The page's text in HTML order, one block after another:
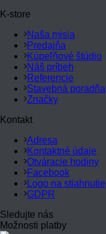
K-store
Naša misia
Predajňa
Kúpeľňové štúdio
Náš príbeh
Referencie
Stavebná poradňa
Značky
Kontakt
Adresa
Kontaktné údaje
Otváracie hodiny
Facebook
Logo na stiahnutie
GDPR
Sledujte nás
Možnosti platby